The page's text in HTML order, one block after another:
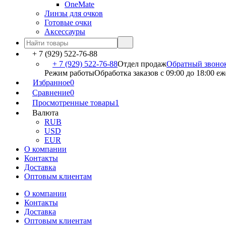
OneMate
Линзы для очков
Готовые очки
Аксессауры
+ 7 (929) 522-76-88
+ 7 (929) 522-76-88Отдел продажОбратный
Режим работыОбработка заказов с 09:00 до 18:00
Избранное0
Сравнение0
Просмотренные товары1
Валюта
RUB
USD
EUR
О компании
Контакты
Доставка
Оптовым клиентам
О компании
Контакты
Доставка
Оптовым клиентам